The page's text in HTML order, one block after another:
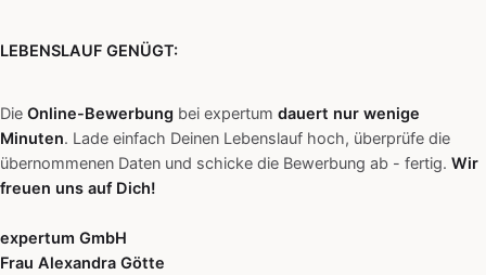
LEBENSLAUF GENÜGT:
Die Online-Bewerbung bei expertum dauert nur wenige
Minuten. Lade einfach Deinen Lebenslauf hoch, überprüfe die
übernommenen Daten und schicke die Bewerbung ab - fertig. Wir
freuen uns auf Dich!
expertum GmbH
Frau Alexandra Götte